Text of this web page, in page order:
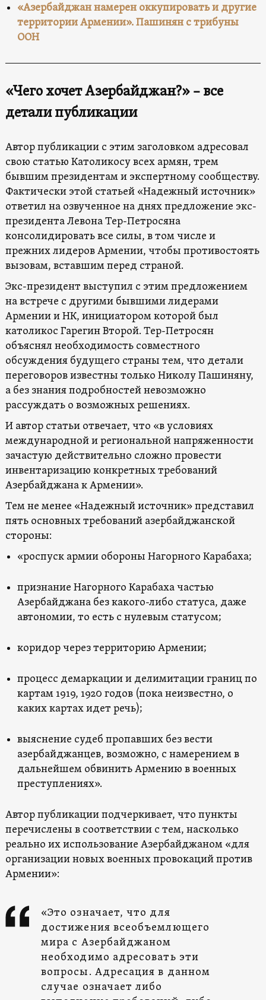
«Азербайджан намерен оккупировать и другие
территории Армении». Пашинян с трибуны
ООН
«Чего хочет Азербайджан?» – все
детали публикации
Автор публикации с этим заголовком адресовал
свою статью Католикосу всех армян, трем
бывшим президентам и экспертному сообществу.
Фактически этой статьей «Надежный источник»
ответил на озвученное на днях предложение экс-
президента Левона Тер-Петросяна
консолидировать все силы, в том числе и
прежних лидеров Армении, чтобы противостоять
вызовам, вставшим перед страной.
Экс-президент выступил с этим предложением
на встрече с другими бывшими лидерами
Армении и НК, инициатором которой был
католикос Гарегин Второй. Тер-Петросян
объяснял необходимость совместного
обсуждения будущего страны тем, что детали
переговоров известны только Николу Пашиняну,
а без знания подробностей невозможно
рассуждать о возможных решениях.
И автор статьи отвечает, что «в условиях
международной и региональной напряженности
зачастую действительно сложно провести
инвентаризацию конкретных требований
Азербайджана к Армении».
Тем не менее «Надежный источник» представил
пять основных требований азербайджанской
стороны:
«роспуск армии обороны Нагорного Карабаха;
признание Нагорного Карабаха частью
Азербайджана без какого-либо статуса, даже
автономии, то есть с нулевым статусом;
коридор через территорию Армении;
процесс демаркации и делимитации границ по
картам 1919, 1920 годов (пока неизвестно, о
каких картах идет речь);
выяснение судеб пропавших без вести
азербайджанцев, возможно, с намерением в
дальнейшем обвинить Армению в военных
преступлениях».
Автор публикации подчеркивает, что пункты
перечислены в соответствии с тем, насколько
реально их использование Азербайджаном «для
организации новых военных провокаций против
Армении»:
«Это означает, что для
достижения всеобъемлющего
мира с Азербайджаном
необходимо адресовать эти
вопросы. Адресация в данном
случае означает либо